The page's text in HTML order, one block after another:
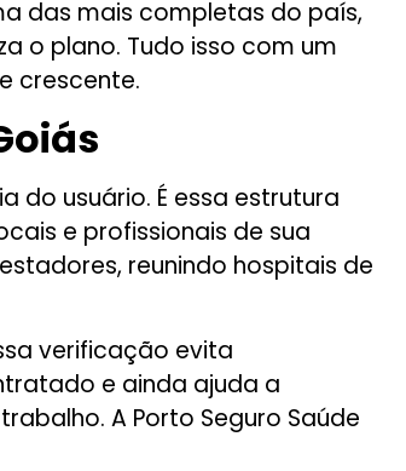
das mais completas do país,
o plano. Tudo isso com um
crescente.
do usuário. É essa estrutura
e profissionais de sua
reunindo hospitais de
verificação evita
e ainda ajuda a
A Porto Seguro Saúde